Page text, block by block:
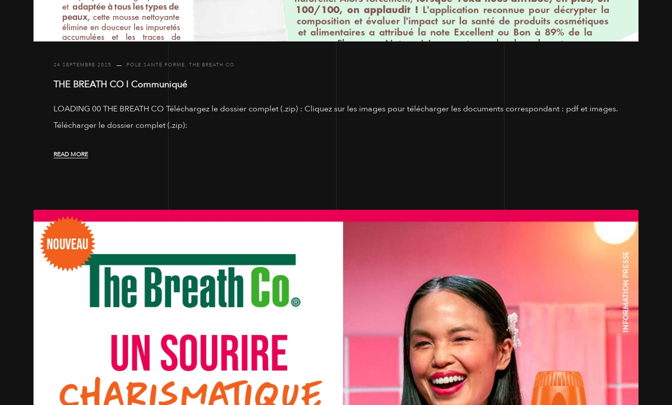
24 SEPTEMBRE 2025 PÔLE SANTÉ FORME, THE BREATH CO
THE BREATH CO I Communiqué
LOADING 00 THE BREATH CO Téléchargez le dossier complet (.zip) : Cliquez sur les images pour télécharger les documents correspondant : pdf et images.
Télécharger le dossier complet (.zip):
READ MORE